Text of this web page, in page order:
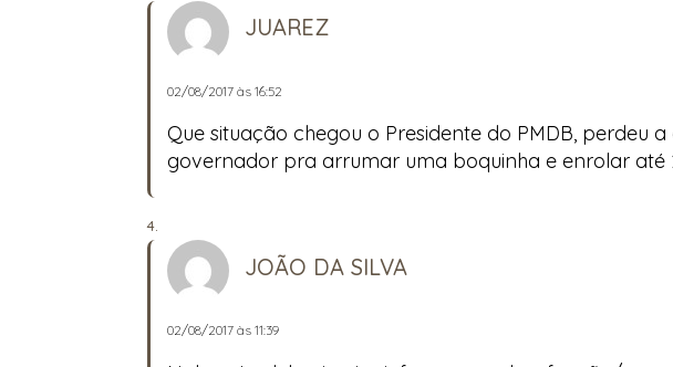
JUAREZ
02/08/2017 às 16:52
Que situação chegou o Presidente do PMDB, perdeu
governador pra arrumar uma boquinha e enrolar até
JOÃO DA SILVA
02/08/2017 às 11:39